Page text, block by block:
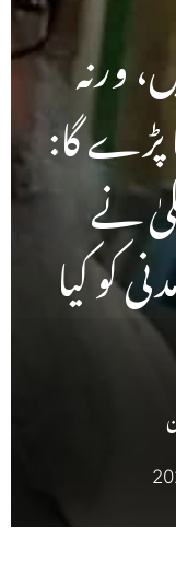
ورنہ
پڑے گا:
نے
کو کیا